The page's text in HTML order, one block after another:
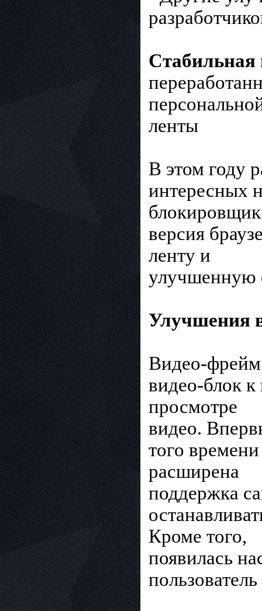
Стабильная
ленты
В этом году
интересных
версия
ленту и
улучшенную
Улучшения
Видео-фрейм
видео-блок
просмотре
видео.
того
расширена
поддержка
Кроме того,
появилась